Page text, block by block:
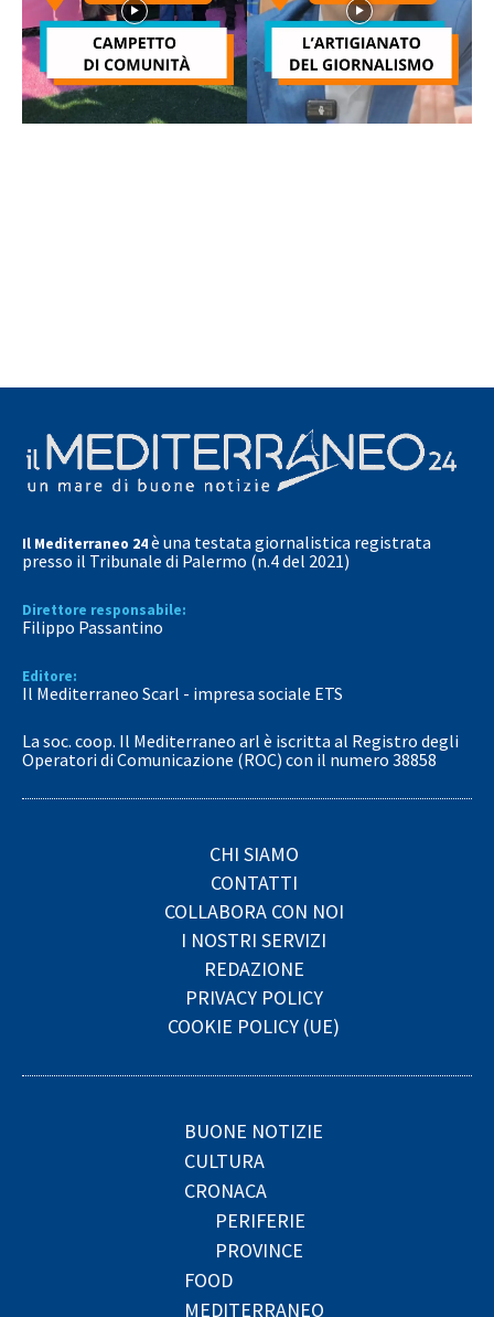
Il Mediterraneo 24è una testata giornalistica registrata
presso il Tribunale di Palermo (n.4 del 2021)
Direttore responsabile:
Filippo Passantino
Editore:
Il Mediterraneo Scarl - impresa sociale ETS
La soc. coop. Il Mediterraneo arl è iscritta al Registro degli
Operatori di Comunicazione (ROC) con il numero 38858
CHI SIAMO
CONTATTI
COLLABORA CON NOI
I NOSTRI SERVIZI
REDAZIONE
PRIVACY POLICY
COOKIE POLICY (UE)
BUONE NOTIZIE
CULTURA
CRONACA
PERIFERIE
PROVINCE
FOOD
MEDITERRANEO